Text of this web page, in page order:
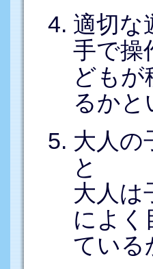
適切な
手で操
ども
るかと
大人の
と
大人は
によく
ている